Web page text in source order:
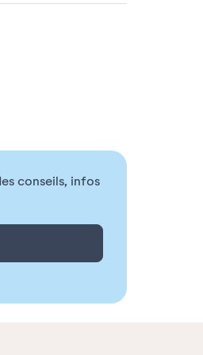
conseils, infos